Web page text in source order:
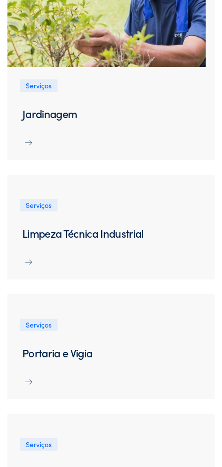
Serviços
Jardinagem
Serviços
Limpeza Técnica Industrial
Serviços
Portaria e Vigia
Serviços